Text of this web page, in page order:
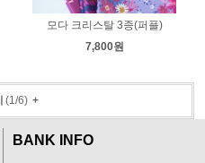
모다 크리스탈 3종(퍼플)
7,800원
(1/6)+
BANK INFO